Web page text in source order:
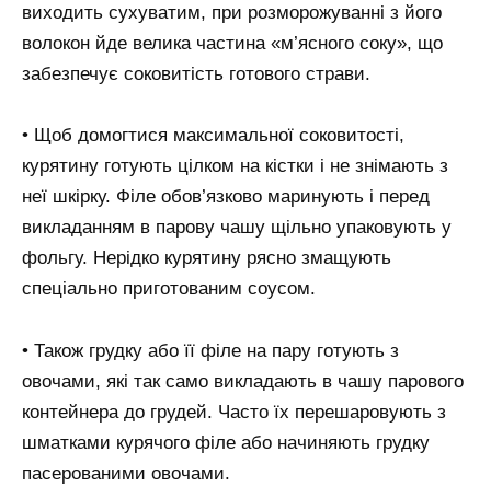
виходить сухуватим, при розморожуванні з його
волокон йде велика частина «м’ясного соку», що
забезпечує соковитість готового страви.
• Щоб домогтися максимальної соковитості,
курятину готують цілком на кістки і не знімають з
неї шкірку. Філе обов’язково маринують і перед
викладанням в парову чашу щільно упаковують у
фольгу. Нерідко курятину рясно змащують
спеціально приготованим соусом.
• Також грудку або її філе на пару готують з
овочами, які так само викладають в чашу парового
контейнера до грудей. Часто їх перешаровують з
шматками курячого філе або начиняють грудку
пасерованими овочами.